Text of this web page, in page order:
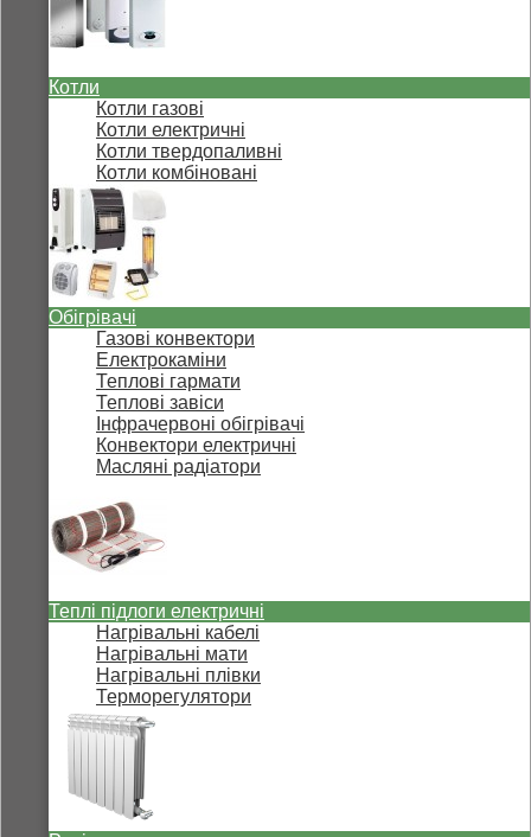
Котли
Котли газові
Котли електричні
Котли твердопаливні
Котли комбіновані
Обігрівачі
Газові конвектори
Електрокаміни
Теплові гармати
Теплові завіси
Інфрачервоні обігрівачі
Конвектори електричні
Масляні радіатори
Теплі підлоги електричні
Нагрівальні кабелі
Нагрівальні мати
Нагрівальні плівки
Терморегулятори